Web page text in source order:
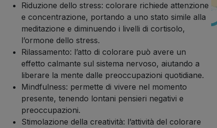
Riduzione dello stress: colorare richiede attenzione
e concentrazione, portando a uno stato simile alla
meditazione e diminuendo i livelli di cortisolo,
l’ormone dello stress.
Rilassamento: l’atto di colorare può avere un
effetto calmante sul sistema nervoso, aiutando a
liberare la mente dalle preoccupazioni quotidiane.
Mindfulness: permette di vivere nel momento
presente, tenendo lontani pensieri negativi e
preoccupazioni.
Stimolazione della creatività: l’attività del colorare